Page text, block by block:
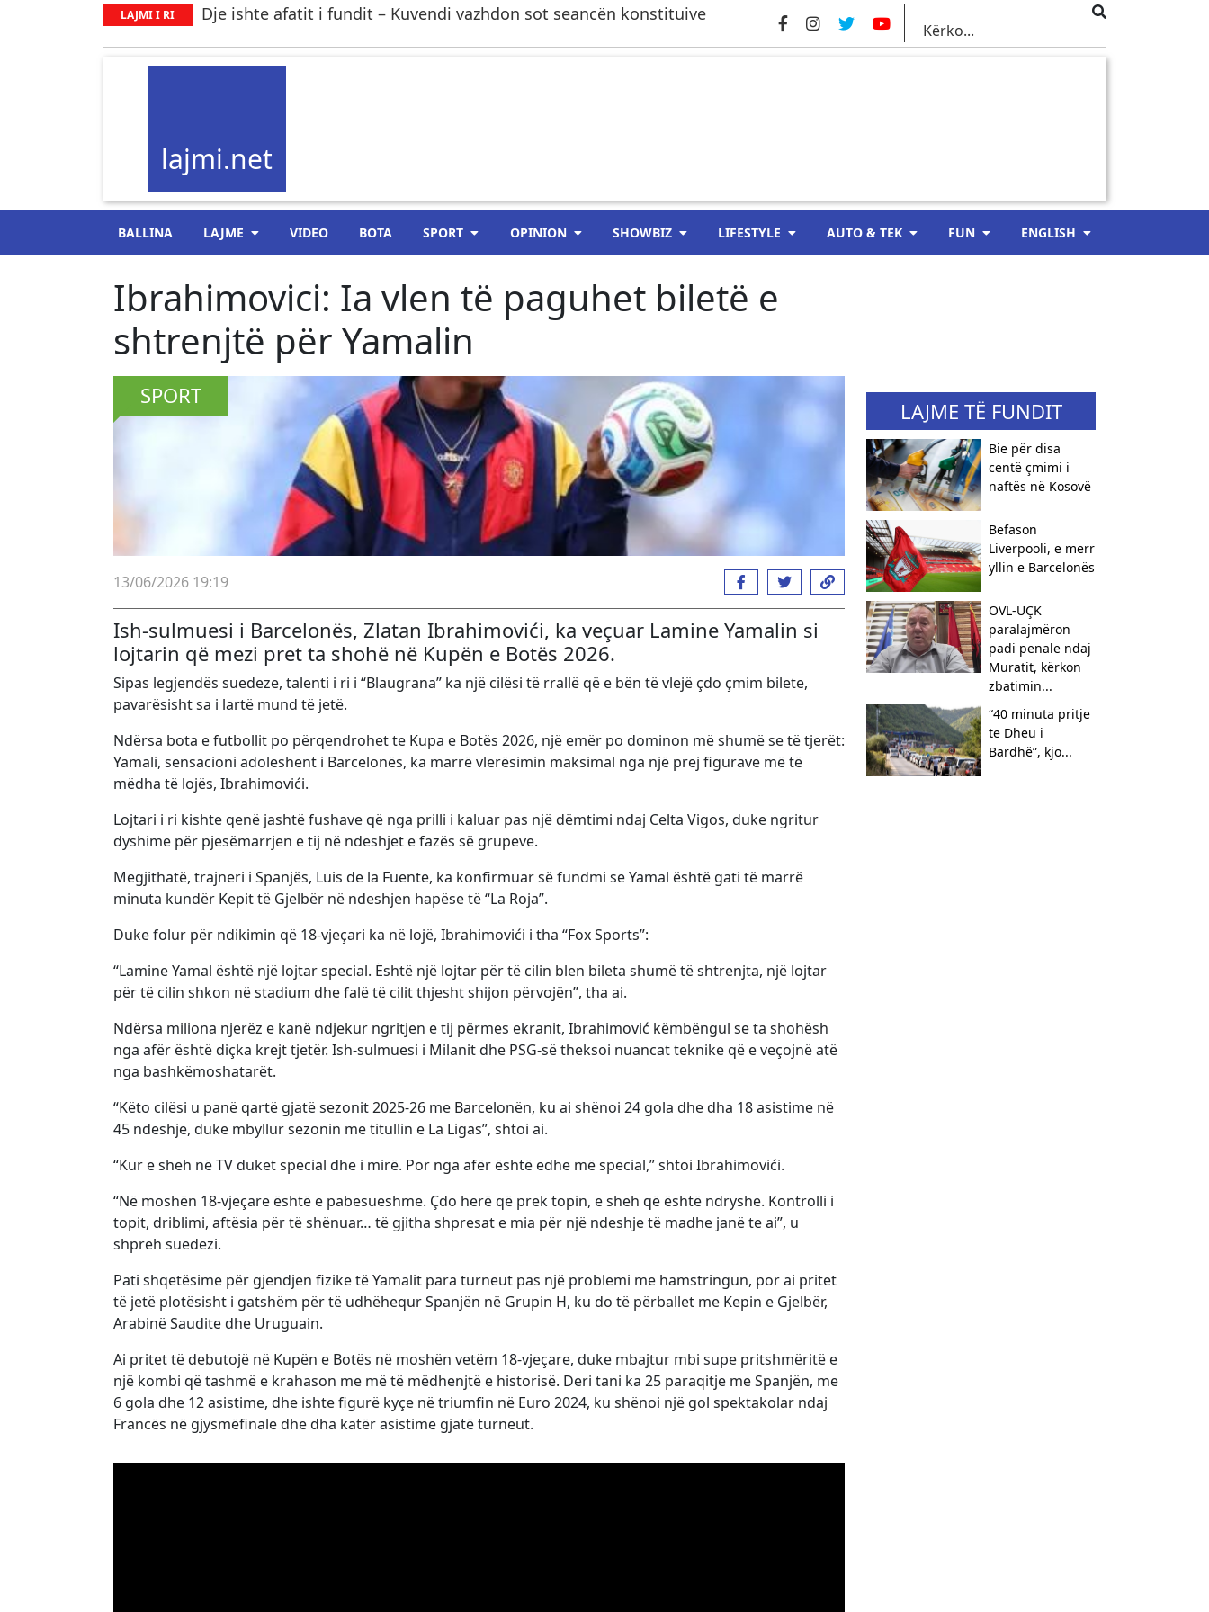
LAJMI I RI Dje ishte afatit i fundit – Kuvendi vazhdon sot seancën konstituive
lajmi.net
BALLINA LAJME VIDEO BOTA SPORT OPINION SHOWBIZ LIFESTYLE AUTO & TEK FUN ENGLISH
Ibrahimovici: Ia vlen të paguhet biletë e
shtrenjtë për Yamalin
SPORT
13/06/2026 19:19
Ish-sulmuesi i Barcelonës, Zlatan Ibrahimovići, ka veçuar Lamine Yamalin si
lojtarin që mezi pret ta shohë në Kupën e Botës 2026.
Sipas legjendës suedeze, talenti i ri i “Blaugrana” ka një cilësi të rrallë që e bën të vlejë çdo çmim bilete,
pavarësisht sa i lartë mund të jetë.
Ndërsa bota e futbollit po përqendrohet te Kupa e Botës 2026, një emër po dominon më shumë se të tjerët:
Yamali, sensacioni adoleshent i Barcelonës, ka marrë vlerësimin maksimal nga një prej figurave më të
mëdha të lojës, Ibrahimovići.
Lojtari i ri kishte qenë jashtë fushave që nga prilli i kaluar pas një dëmtimi ndaj Celta Vigos, duke ngritur
dyshime për pjesëmarrjen e tij në ndeshjet e fazës së grupeve.
Megjithatë, trajneri i Spanjës, Luis de la Fuente, ka konfirmuar së fundmi se Yamal është gati të marrë
minuta kundër Kepit të Gjelbër në ndeshjen hapëse të “La Roja”.
Duke folur për ndikimin që 18-vjeçari ka në lojë, Ibrahimovići i tha “Fox Sports”:
“Lamine Yamal është një lojtar special. Është një lojtar për të cilin blen bileta shumë të shtrenjta, një lojtar
për të cilin shkon në stadium dhe falë të cilit thjesht shijon përvojën”, tha ai.
Ndërsa miliona njerëz e kanë ndjekur ngritjen e tij përmes ekranit, Ibrahimović këmbëngul se ta shohësh
nga afër është diçka krejt tjetër. Ish-sulmuesi i Milanit dhe PSG-së theksoi nuancat teknike që e veçojnë atë
nga bashkëmoshatarët.
“Këto cilësi u panë qartë gjatë sezonit 2025-26 me Barcelonën, ku ai shënoi 24 gola dhe dha 18 asistime në
45 ndeshje, duke mbyllur sezonin me titullin e La Ligas”, shtoi ai.
“Kur e sheh në TV duket special dhe i mirë. Por nga afër është edhe më special,” shtoi Ibrahimovići.
“Në moshën 18-vjeçare është e pabesueshme. Çdo herë që prek topin, e sheh që është ndryshe. Kontrolli i
topit, driblimi, aftësia për të shënuar… të gjitha shpresat e mia për një ndeshje të madhe janë te ai”, u
shpreh suedezi.
Pati shqetësime për gjendjen fizike të Yamalit para turneut pas një problemi me hamstringun, por ai pritet
të jetë plotësisht i gatshëm për të udhëhequr Spanjën në Grupin H, ku do të përballet me Kepin e Gjelbër,
Arabinë Saudite dhe Uruguain.
Ai pritet të debutojë në Kupën e Botës në moshën vetëm 18-vjeçare, duke mbajtur mbi supe pritshmëritë e
një kombi që tashmë e krahason me më të mëdhenjtë e historisë. Deri tani ka 25 paraqitje me Spanjën, me
6 gola dhe 12 asistime, dhe ishte figurë kyçe në triumfin në Euro 2024, ku shënoi një gol spektakolar ndaj
Francës në gjysmëfinale dhe dha katër asistime gjatë turneut.
LAJME TË FUNDIT
Bie për disa
centë çmimi i
naftës në Kosovë
Befason
Liverpooli, e merr
yllin e Barcelonës
OVL-UÇK
paralajmëron
padi penale ndaj
Muratit, kërkon
zbatimin...
“40 minuta pritje
te Dheu i
Bardhë”, kjo...